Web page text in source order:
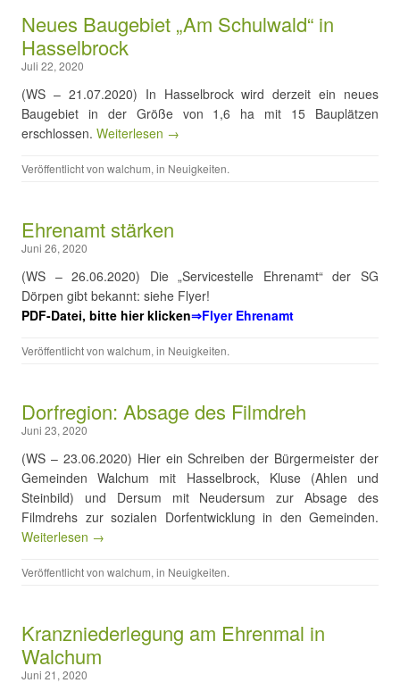
Neues Baugebiet „Am Schulwald“ in
Hasselbrock
Juli 22, 2020
(WS – 21.07.2020) In Hasselbrock wird derzeit ein neues
Baugebiet in der Größe von 1,6 ha mit 15 Bauplätzen
erschlossen. Weiterlesen →
Veröffentlicht von walchum, in Neuigkeiten.
Ehrenamt stärken
Juni 26, 2020
(WS – 26.06.2020) Die „Servicestelle Ehrenamt“ der SG
Dörpen gibt bekannt: siehe Flyer!
PDF-Datei, bitte hier klicken⇒Flyer Ehrenamt
Veröffentlicht von walchum, in Neuigkeiten.
Dorfregion: Absage des Filmdreh
Juni 23, 2020
(WS – 23.06.2020) Hier ein Schreiben der Bürgermeister der
Gemeinden Walchum mit Hasselbrock, Kluse (Ahlen und
Steinbild) und Dersum mit Neudersum zur Absage des
Filmdrehs zur sozialen Dorfentwicklung in den Gemeinden.
Weiterlesen →
Veröffentlicht von walchum, in Neuigkeiten.
Kranzniederlegung am Ehrenmal in
Walchum
Juni 21, 2020